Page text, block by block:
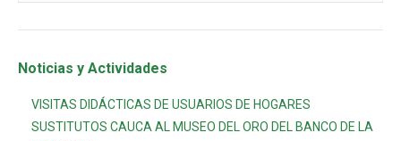
Noticias y Actividades
VISITAS DIDÁCTICAS DE USUARIOS DE HOGARES
SUSTITUTOS CAUCA AL MUSEO DEL ORO DEL BANCO DE LA